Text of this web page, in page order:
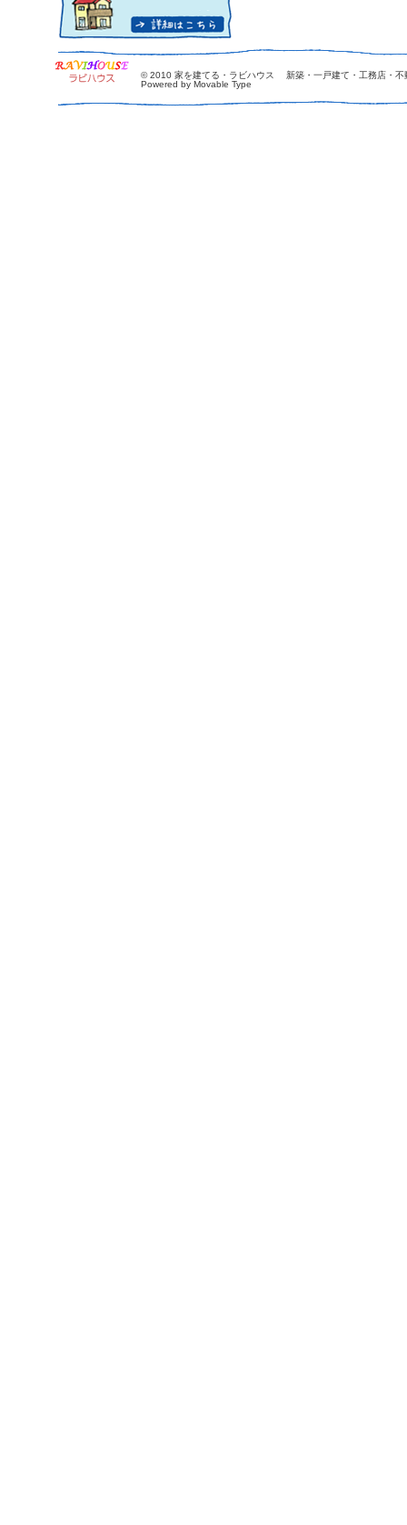
© 2010 家を建てる・ラビハウス 新築・一戸建て・工務店・不
Powered by Movable Type